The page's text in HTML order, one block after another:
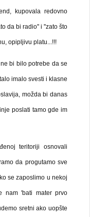
kupovala redovno
da bi radio'' i ''zato što
opipljivu platu...!!!
bi bilo potrebe da se
imalo svesti i klasne
možda bi danas
poslati tamo gde im
teritoriji osnovali
da progutamo sve
se zaposlimo u nekoj
nam 'bati mater prvo
sretni ako uopšte